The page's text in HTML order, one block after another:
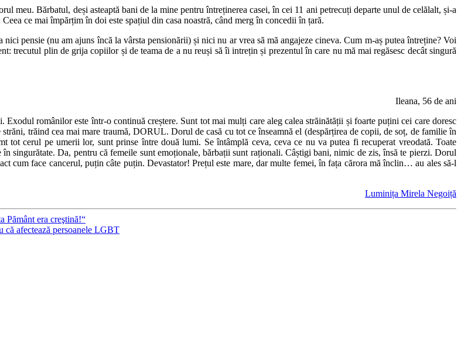
meu. Bărbatul, deși asteaptă bani de la mine pentru întreținerea casei, în cei 11 ani petrecuți departe unul de celălalt, și-a
ce mai împărțim în doi este spațiul din casa noastră, când merg în concedii în țară.
pensie (nu am ajuns încă la vârsta pensionării) și nici nu ar vrea să mă angajeze cineva. Cum m-aș putea întreține? Voi
trecutul plin de grija copiilor și de teama de a nu reuși să îi intrețin și prezentul în care nu mă mai regăsesc decât singură
Ileana, 56 de ani
românilor este într-o continuă creștere. Sunt tot mai mulți care aleg calea străinătății și foarte puțini cei care doresc
trăind cea mai mare traumă, DORUL. Dorul de casă cu tot ce înseamnă el (despărțirea de copii, de soț, de familie în
tot cerul pe umerii lor, sunt prinse între două lumi. Se întâmplă ceva, ceva ce nu va putea fi recuperat vreodată. Toate
singurătate. Da, pentru că femeile sunt emoționale, bărbații sunt raționali. Câștigi bani, nimic de zis, însă te pierzi. Dorul
cum face cancerul, puțin câte puțin. Devastator! Prețul este mare, dar multe femei, în fața cărora mă înclin… au ales să-l
Luminița Mirela Negoiță
Pământ era creştină!“
că afectează persoanele LGBT